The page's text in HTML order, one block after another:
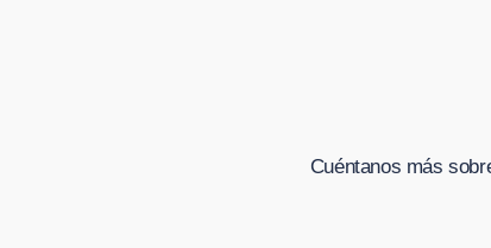
Cuéntanos más